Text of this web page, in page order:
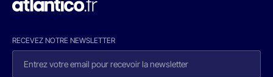
RECEVEZ NOTRE NEWSLETTER